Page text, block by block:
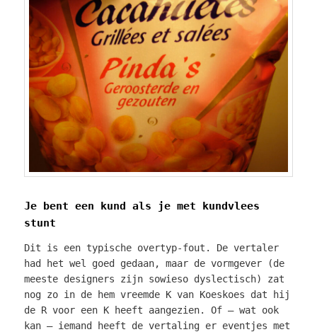
Je bent een kund als je met kundvlees
stunt
Dit is een typische overtyp-fout. De vertaler
had het wel goed gedaan, maar de vormgever (de
meeste designers zijn sowieso dyslectisch) zat
nog zo in de hem vreemde K van Koeskoes dat hij
de R voor een K heeft aangezien. Of – wat ook
kan – iemand heeft de vertaling er eventjes met